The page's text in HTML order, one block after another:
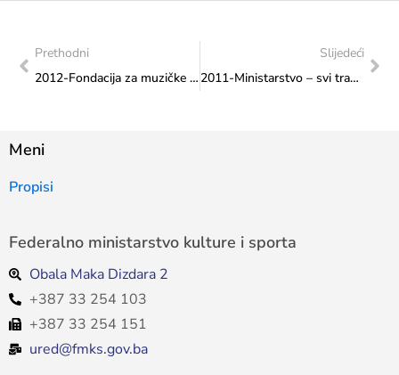
Prethodni
2012-Fondacija za muzičke scenske i likovne umjetnosti – svi transferi
Slijedeći
2011-Ministarstvo – svi transferi
Meni
Propisi
Federalno ministarstvo kulture i sporta
Obala Maka Dizdara 2
+387 33 254 103
+387 33 254 151
ured@fmks.gov.ba